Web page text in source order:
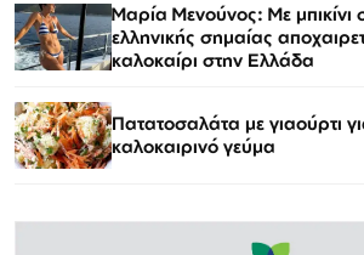
Μαρία Μενούνος: Με μπικίνι
ελληνικής σημαίας
καλοκαίρι στην Ελλάδα
Πατατοσαλάτα με γιαούρτι
καλοκαιρινό γεύμα